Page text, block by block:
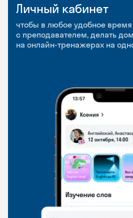
Личный кабинет
чтобы в любое удобное
с преподавателем, делать
на онлайн-тренажерах на
Мобильное
приложение
чтобы заниматься и изучать
и когда удобно
Разговорные клубы
и Talks
Групповые занятия для
и индивидуальные встречи с